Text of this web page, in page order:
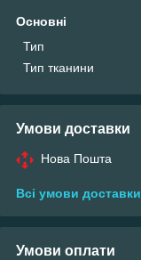
Основні
Тип
Тип тканини
Умови доставки
Нова Пошта
Всі умови доставки
Умови оплати